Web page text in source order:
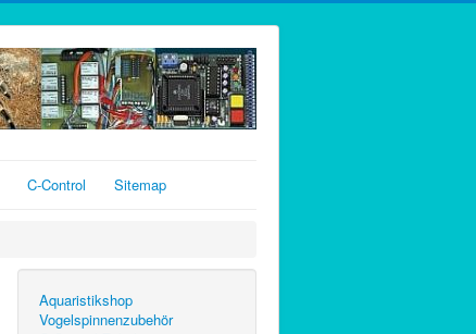
C-Control Sitemap
Aquaristikshop
Vogelspinnenzubehör